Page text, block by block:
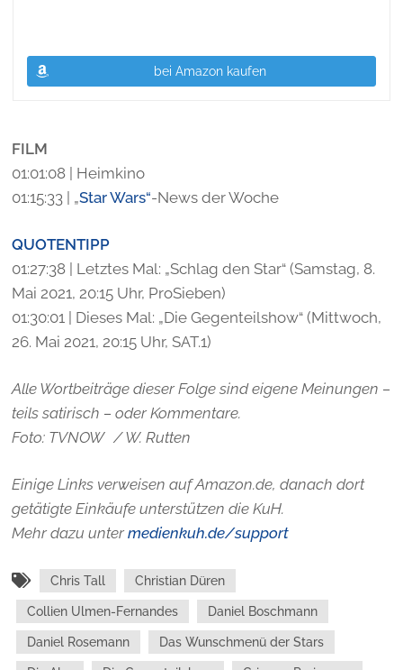
bei Amazon kaufen
FILM
01:01:08 | Heimkino
01:15:33 | „Star Wars“-News der Woche
QUOTENTIPP
01:27:38 | Letztes Mal: „Schlag den Star“ (Samstag, 8.
Mai 2021, 20:15 Uhr, ProSieben)
01:30:01 | Dieses Mal: „Die Gegenteilshow“ (Mittwoch,
26. Mai 2021, 20:15 Uhr, SAT.1)
Alle Wortbeiträge dieser Folge sind eigene Meinungen –
teils satirisch – oder Kommentare.
Foto: TVNOW / W. Rutten
Einige Links verweisen auf Amazon.de, danach dort
getätigte Einkäufe unterstützen die KuH.
Mehr dazu untermedienkuh.de/support
Chris Tall Christian Düren
Collien Ulmen-Fernandes Daniel Boschmann
Daniel Rosemann Das Wunschmenü der Stars